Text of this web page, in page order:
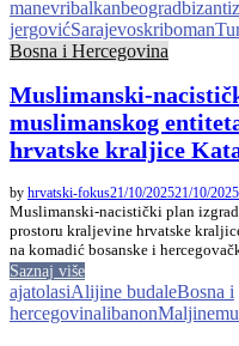
manevribalkanbeograd
jergovićSarajevoskriboman
Bosna i Hercegovina
Muslimanski-
muslimanskog
hrvatske kraljice
by hrvatski-fokus21/10/202521/10/2025
Muslimanski-nacistički plan
prostoru kraljevine hrvatske
na komadić bosanske i
Saznaj više
ajatolasiAlijine budaleBosna i
hercegovinalibanonMaljine